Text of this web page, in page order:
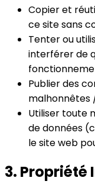
Copier et
ce site sans
Tenter ou
interférer de
Publier des
malhonnêtes
Utiliser toute
de données
le site web
3.